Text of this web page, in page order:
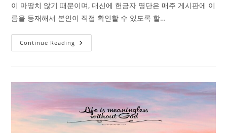
이 마땅치 않기 때문이며, 대신에 헌금자 명단은 매주 게시판에 이
름을 등재해서 본인이 직접 확인할 수 있도록 할…
Continue Reading 우
리
터
회
생
활
이
렇